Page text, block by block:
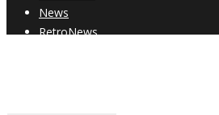
News
RetroNews